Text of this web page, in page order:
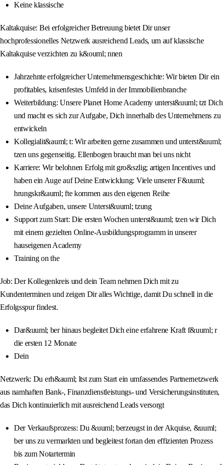
Keine klassische
Kaltakquise: Bei erfolgreicher Betreuung bietet Dir unser
hochprofessionelles Netzwerk ausreichend Leads, um auf klassische
Kaltakquise verzichten zu k&ouml; nnen
Jahrzehnte erfolgreicher Unternehmensgeschichte: Wir bieten Dir ein
profitables, krisenfestes Umfeld in der Immobilienbranche
Weiterbildung: Unsere Planet Home Academy unterst&uuml; tzt Dich
und macht es sich zur Aufgabe, Dich innerhalb des Unternehmens zu
entwickeln
Kollegialit&auml; t: Wir arbeiten gerne zusammen und unterst&uuml;
tzen uns gegenseitig. Ellenbogen braucht man bei uns nicht
Karriere: Wir belohnen Erfolg mit gro&szlig; artigen Incentives und
haben ein Auge auf Deine Entwicklung: Viele unserer F&uuml;
hrungskr&auml; fte kommen aus den eigenen Reihe
Deine Aufgaben, unsere Unterst&uuml; tzung
Support zum Start: Die ersten Wochen unterst&uuml; tzen wir Dich
mit einem gezielten Online-Ausbildungsprogramm in unserer
hauseigenen Academy
Training on the
Job: Der Kollegenkreis und dein Team nehmen Dich mit zu
Kundenterminen und zeigen Dir alles Wichtige, damit Du schnell in die
Erfolgsspur findest.
Dar&uuml; ber hinaus begleitet Dich eine erfahrene Kraft f&uuml; r
die ersten 12 Monate
Dein
Netzwerk: Du erh&auml; ltst zum Start ein umfassendes Partnernetzwerk
aus namhaften Bank-, Finanzdienstleistungs- und Versicherungsinstituten,
das Dich kontinuierlich mit ausreichend Leads versorgt
Der Verkaufsprozess: Du &uuml; berzeugst in der Akquise, &uuml;
ber uns zu vermarkten und begleitest fortan den effizienten Prozess
bis zum Notartermin